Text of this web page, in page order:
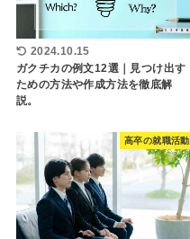
2024.10.15
ガクチカの例文12選｜見つけ出す
ための方法や作成方法を徹底解
説。
高卒の就職活動